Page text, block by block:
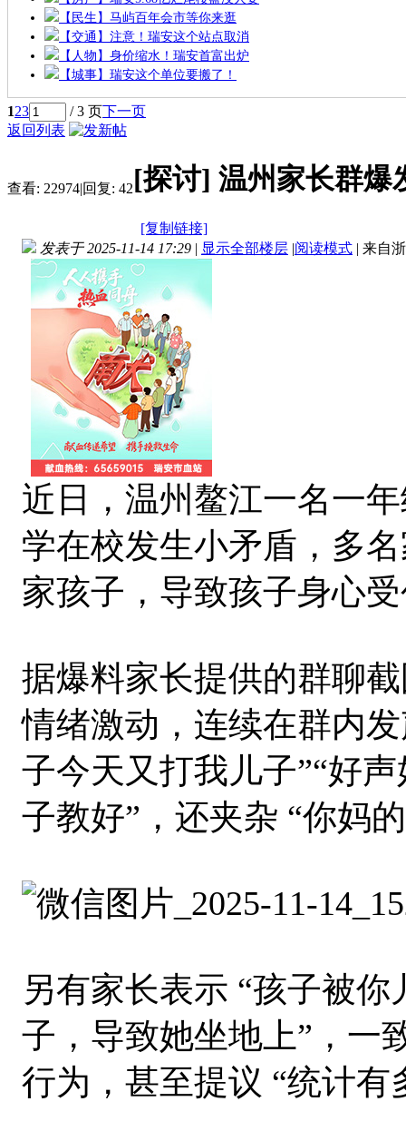
【民生】马屿百年会市等你来逛
【交通】注意！瑞安这个站点取消
【人物】身价缩水！瑞安首富出炉
【城事】瑞安这个单位要搬了！
123 / 3 页下一页
返回列表
查看: 22974|回复: 42[探讨] 温州家长群爆
[复制链接]
发表于 2025-11-14 17:29 | 显示全部楼层 |阅读模式 | 来自
近日，温州鳌江一名一
学在校发生小矛盾，多
家孩子，导致孩子身心
据爆料家长提供的群聊
情绪激动，连续在群内
子今天又打我儿子”“好
子教好”，还夹杂 “你妈
另有家长表示 “孩子被
子，导致她坐地上”，一
行为，甚至提议 “统计有